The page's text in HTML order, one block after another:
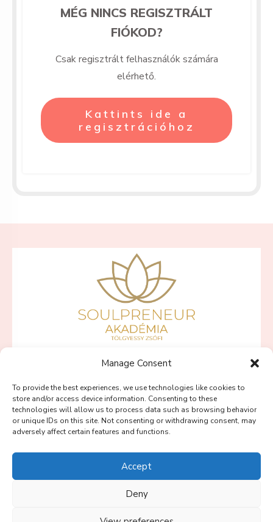
Manage Consent
To provide the best experiences, we use technologies like cookies to
store and/or access device information. Consenting to these
technologies will allow us to process data such as browsing behavior
or unique IDs on this site. Not consenting or withdrawing consent, may
adversely affect certain features and functions.
Accept
Deny
MÉG NINCS REGISZTRÁLT
FIÓKOD?
Csak regisztrált felhasználók számára
elérhető.
Kattints ide a
regisztrációhoz
PINK LOTUS PROGRAM
BLOG
RÓLAM
KAPCSOLAT